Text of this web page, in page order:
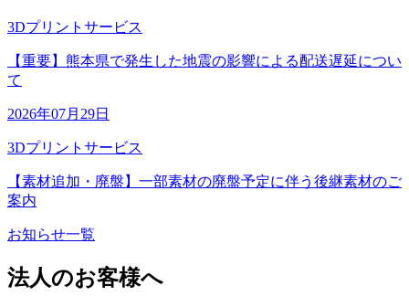
3Dプリントサービス
【重要】熊本県で発生した地震の影響による配送遅延につい
て
2026年07月29日
3Dプリントサービス
【素材追加・廃盤】一部素材の廃盤予定に伴う後継素材のご
案内
お知らせ一覧
法人のお客様へ